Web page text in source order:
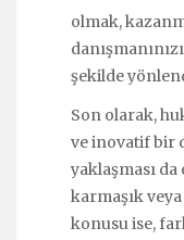
olmak,
şekilde
Son olarak,
ve inovatif bir
yaklaşması
karmaşık
konusu ise,